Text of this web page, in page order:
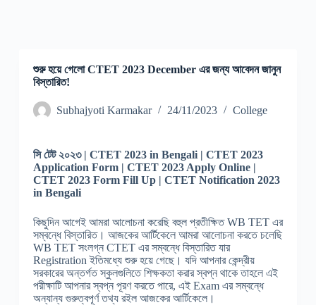
শুরু হয়ে গেলো CTET 2023 December এর জন্য আবেদন জানুন
বিস্তারিত!
Subhajyoti Karmakar 24/11/2023 College
সি টেট ২০২৩ | CTET 2023in Bengali | CTET 2023
Application Form | CTET 2023 Apply Online |
CTET 2023 Form Fill Up | CTET Notification 2023
in Bengali
কিছুদিন আগেই আমরা আলোচনা করেছি বহুল প্রতীক্ষিত WB TET এর
সম্বন্ধে বিস্তারিত। আজকের আর্টিকেলে আমরা আলোচনা করতে চলেছি
WB TET সংলগ্ন CTET এর সম্বন্ধে বিস্তারিত যার
Registration ইতিমধ্যে শুরু হয়ে গেছে। যদি আপনার কেন্দ্রীয়
সরকারের অন্তর্গত স্কুলগুলিতে শিক্ষকতা করার স্বপ্ন থাকে তাহলে এই
পরীক্ষাটি আপনার স্বপ্ন পূরণ করতে পারে, এই Exam এর সম্বন্ধে
অন্যান্য গুরুত্বপূর্ণ তথ্য রইল আজকের আর্টিকেলে।